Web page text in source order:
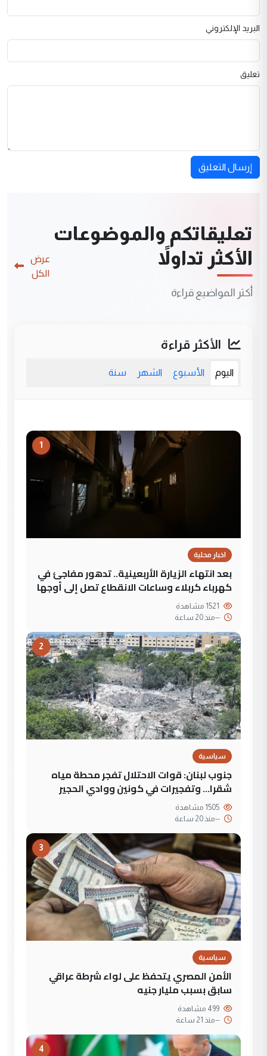
البريد الإلكتروني
تعليق
إرسال التعليق
تعليقاتكم والموضوعات
الأكثر تداولاً
أكثر المواضيع قراءة
عرض
الكل
الأكثر قراءة
اليوم الأسبوع الشهر سنة
1
اخبار محلية
بعد انتهاء الزيارة الأربعينية.. تدهور مفاجئ في
كهرباء كربلاء وساعات الانقطاع تصل إلى أوجها
--منذ 20 ساعة
2
سياسية
جنوب لبنان: قوات الاحتلال تفجر محطة مياه
شقرا… وتفجيرات في كونين ووادي الحجير
--منذ 20 ساعة
3
سياسية
الأمن المصري يتحفظ على لواء شرطة عراقي
سابق بسبب مليار جنيه
--منذ 21 ساعة
4